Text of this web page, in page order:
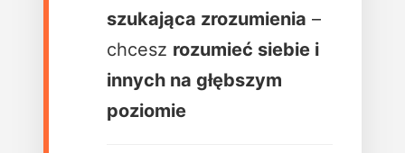
szukająca zrozumienia –
chcesz rozumieć siebie i
innych na głębszym
poziomie